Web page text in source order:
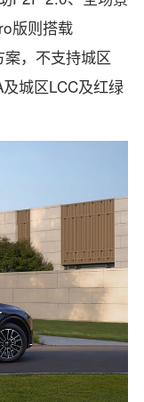
版则搭载
，不支持城区
城区LCC及红绿